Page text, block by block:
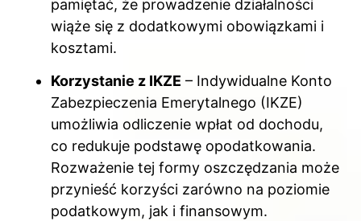
pamiętać, że prowadzenie działalności
wiąże się z dodatkowymi obowiązkami i
kosztami.
Korzystanie z IKZE – Indywidualne Konto
Zabezpieczenia Emerytalnego (IKZE)
umożliwia odliczenie wpłat od dochodu,
co redukuje podstawę opodatkowania.
Rozważenie tej formy oszczędzania może
przynieść korzyści zarówno na poziomie
podatkowym, jak i finansowym.